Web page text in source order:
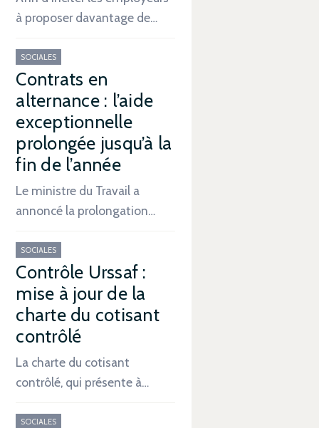
à proposer davantage de…
SOCIALES
Contrats en
alternance : l’aide
exceptionnelle
prolongée jusqu’à la
fin de l’année
Le ministre du Travail a
annoncé la prolongation…
SOCIALES
Contrôle Urssaf :
mise à jour de la
charte du cotisant
contrôlé
La charte du cotisant
contrôlé, qui présente à…
SOCIALES